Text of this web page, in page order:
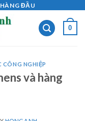
ĐẦU
0
CÔNG NGHIỆP
và hàng